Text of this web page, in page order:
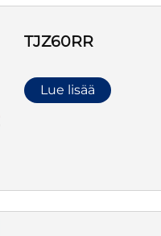
TJZ60RR
Lue lisää